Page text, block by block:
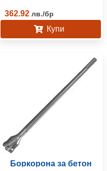
362.92 лв./бр
Купи
Боркорона за бетон